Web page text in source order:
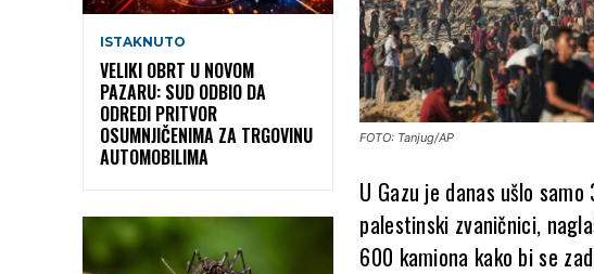
ISTAKNUTO
VELIKI OBRT U NOVOM
PAZARU: SUD ODBIO DA
ODREDI PRITVOR
OSUMNJIČENIMA ZA TRGOVINU
AUTOMOBILIMA
FOTO: Tanjug/AP
U Gazu je danas ušlo
palestinski zvaničnici,
600 kamiona kako bi se